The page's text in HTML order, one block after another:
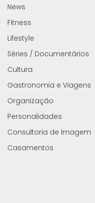
News
Fitness
Lifestyle
Séries / Documentários
Cultura
Gastronomia e Viagens
Organização
Personalidades
Consultoria de Imagem
Casamentos